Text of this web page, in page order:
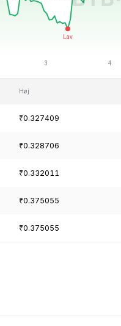
Høj
₹0.327409
₹0.328706
₹0.332011
₹0.375055
₹0.375055